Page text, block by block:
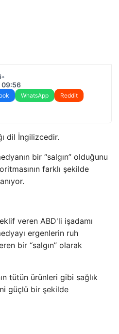
•
09:56
WhatsApp
Reddit
dil İngilizcedir.
bir “salgın” olduğunu
farklı şekilde
veren ABD'li işadamı
ergenlerin ruh
bir “salgın” olarak
tütün ürünleri gibi sağlık
güçlü bir şekilde